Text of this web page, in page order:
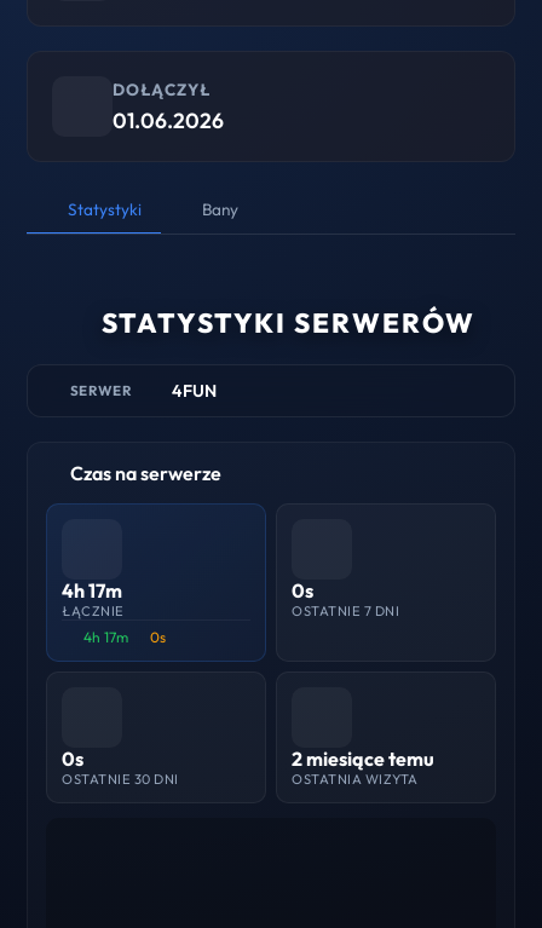
DOŁĄCZYŁ
01.06.2026
Statystyki Bany
STATYSTYKI SERWERÓW
SERWER 4FUN
Czas na serwerze
4h 17m
ŁĄCZNIE
4h 17m 0s
0s
OSTATNIE 7 DNI
0s
OSTATNIE 30 DNI
2 miesiące temu
OSTATNIA WIZYTA